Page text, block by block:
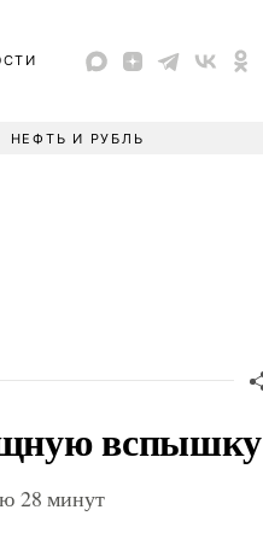
НЕФТЬ И РУБЛЬ
вспышку
28 минут